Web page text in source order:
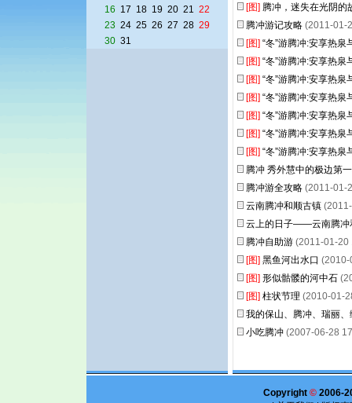
16 17 18 19 20 21 22
23 24 25 26 27 28 29
30 31
[图] 腾冲，迷失在光阴的
腾冲游记攻略 (2011-01-
[图] “冬”游腾冲:安享热
[图] “冬”游腾冲:安享热
[图] “冬”游腾冲:安享热
[图] “冬”游腾冲:安享热
[图] “冬”游腾冲:安享热
[图] “冬”游腾冲:安享热
[图] “冬”游腾冲:安享热
腾冲 秀外慧中的极边第
腾冲游全攻略 (2011-01-
云南腾冲和顺古镇
云上的日子——云南腾冲
腾冲自助游 (2011-01-20
[图] 黑鱼河出水口 (2010-
[图] 形似骷髅的河中石
[图] 柱状节理 (2010-01-
我的保山、腾冲、瑞丽
小吃腾冲 (2007-06-28
Copyright © 2006-